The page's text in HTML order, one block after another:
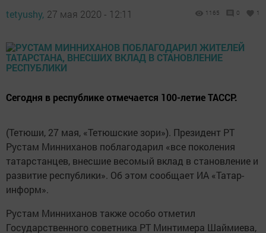
tetyushy, 27 мая 2020 - 12:11 1165 0 1
Сегодня в республике отмечается 100-летие ТАССР.
(Тетюши, 27 мая, «Тетюшские зори»). Президент РТ
Рустам Минниханов поблагодарил «все поколения
татарстанцев, внесшие весомый вклад в становление и
развитие республики». Об этом сообщает ИА «Татар-
информ».
Рустам Минниханов также особо отметил
Государственного советника РТ Минтимера Шаймиева,